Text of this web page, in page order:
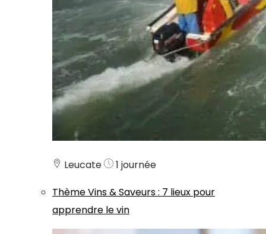
Leucate
1 journée
ThèmeVins & Saveurs: 7 lieux pour
apprendre le vin